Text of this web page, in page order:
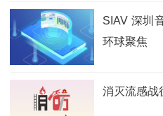
SIAV 深圳
环球聚焦
消灭流感战